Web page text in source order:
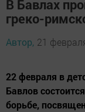
В Бавлах
греко-
Автор, 21
22 февраля в
Бавлов
борьбе,